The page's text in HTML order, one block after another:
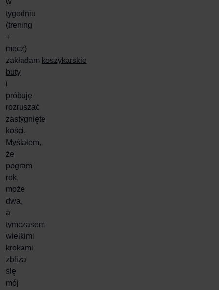
w
tygodniu
(trening
+
mecz)
zakładam koszykarskie
buty
i
próbuję
rozruszać
zastygnięte
kości.
Myślałem,
że
pogram
rok,
może
dwa,
a
tymczasem
wielkimi
krokami
zbliża
się
mój